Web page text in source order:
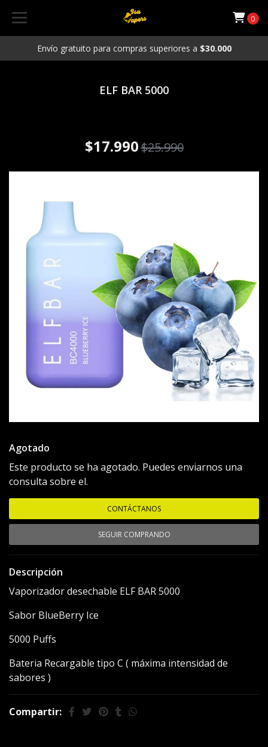
Envío gratuito para compras superiores a $30.000
0
ELF BAR 5000
$17.990$25.990
Agotado
Este producto se ha agotado. Puedes enviarnos una
consulta sobre el.
CONTÁCTANOS
SEGUIR COMPRANDO
Descripción
Vaporizador desechable ELF BAR 5000
Sabor BlueBerry Ice
5000 Puffs
Bateria Recargable tipo C ( máxima intensidad de
sabores )
Compartir: